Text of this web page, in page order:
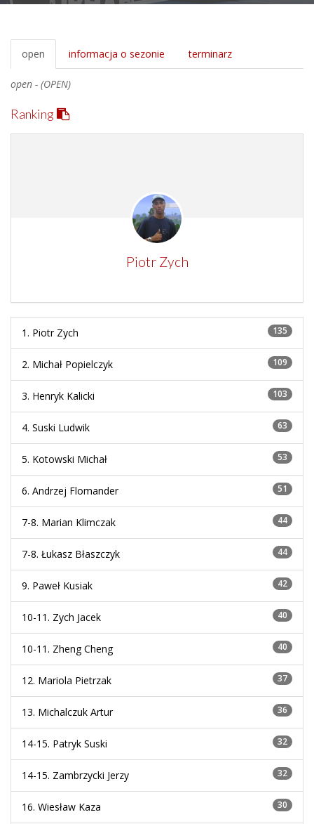
open informacja o sezonie terminarz
open - (OPEN)
Ranking
Piotr Zych
1. Piotr Zych 135
2. Michał Popielczyk 109
3. Henryk Kalicki 103
4. Suski Ludwik 63
5. Kotowski Michał 53
6. Andrzej Flomander 51
7-8. Marian Klimczak 44
7-8. Łukasz Błaszczyk 44
9. Paweł Kusiak 42
10-11. Zych Jacek 40
10-11. Zheng Cheng 40
12. Mariola Pietrzak 37
13. Michalczuk Artur 36
14-15. Patryk Suski 32
14-15. Zambrzycki Jerzy 32
16. Wiesław Kaza 30